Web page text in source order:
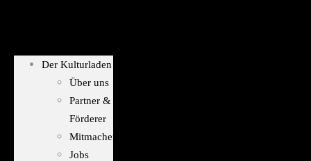
Der Kulturladen
Über uns
Partner &
Förderer
Mitmachen
Jobs